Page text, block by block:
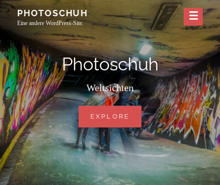
Skip
content
PHOTOSCHUH
Eine andere WordPress-Site.
Photoschuh
Weltsichten
EXPLORE PHOTOSCHUH